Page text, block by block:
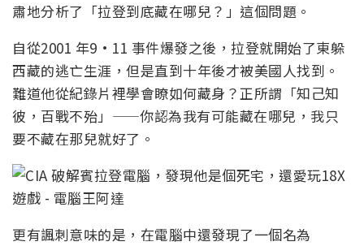
肅地分析了「拉登到底藏在哪兒？」這個問題。
自從2001 年9·11 事件爆發之後，拉登就開始了東躲
西藏的逃亡生涯，但是直到十年後才被美國人找到。
難道他從紀錄片裡學會瞭如何藏身？正所謂「知己知
彼，百戰不殆」——你認為我有可能藏在哪兒，我只
要不藏在那兒就好了。
更有諷刺意味的是，在電腦中還發現了一個名為